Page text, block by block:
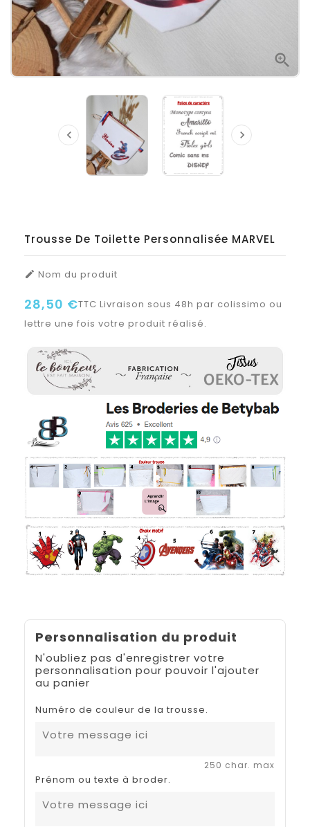

 
Trousse De Toilette Personnalisée MARVEL
 Nom du produit
28,50 €TTC Livraison sous 48h par colissimo ou
lettre une fois votre produit réalisé.
Personnalisation du produit
N'oubliez pas d'enregistrer votre
personnalisation pour pouvoir l'ajouter
au panier
Numéro de couleur de la trousse.
250 char. max
Prénom ou texte à broder.